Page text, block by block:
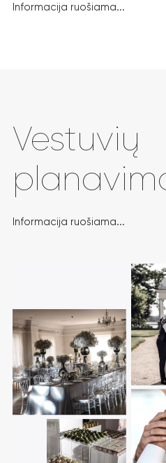
Informacija ruošiama...
Vestuvių
Informacija ruošiama...